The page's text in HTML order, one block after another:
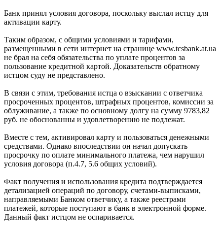
Банк принял условия договора, поскольку выслал истцу для
активации карту.
Таким образом, с общими условиями и тарифами,
размещенными в сети интернет на странице www.tcsbank.at.ua
не брал на себя обязательства по уплате процентов за
пользование кредитной картой. Доказательств обратному
истцом суду не представлено.
В связи с этим, требования истца о взыскании с ответчика
просроченных процентов, штрафных процентов, комиссии за
облуживание, а также по основному долгу на сумму 9783,82
руб. не обоснованны и удовлетворению не подлежат.
Вместе с тем, активировал карту и пользоваться денежными
средствами. Однако впоследствии он начал допускать
просрочку по оплате минимального платежа, чем нарушил
условия договора (п.4.7, 5.6 общих условий).
Факт получения и использования кредита подтверждается
детализацией операций по договору, счетами-выписками,
направляемыми Банком ответчику, а также реестрами
платежей, которые поступают в банк в электронной форме.
Данный факт истцом не оспаривается.